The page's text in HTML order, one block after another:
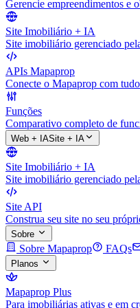
Gerencie empreendimentos e
Site Imobiliário + IA
Site imobiliário gerenciado
APIs Mapaprop
Conecte o Mapaprop com
Funções
Comparativo completo de
Web + IASite + IA
Site Imobiliário + IA
Site imobiliário gerenciado
Site API
Construa seu site no seu
Sobre
Sobre Mapaprop FAQs
Planos
Mapaprop Plus
Para imobiliárias ativas e em